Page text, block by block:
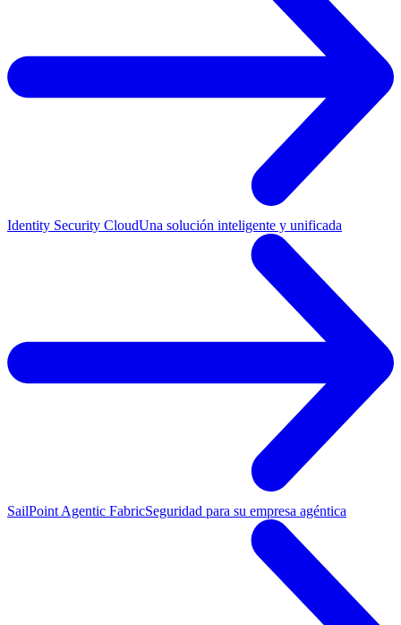
Identity Security CloudUna solución inteligente y unificada
SailPoint Agentic FabricSeguridad para su empresa agéntica